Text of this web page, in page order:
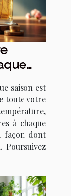
saison est
toute votre
à chaque
façon dont
Poursuivez